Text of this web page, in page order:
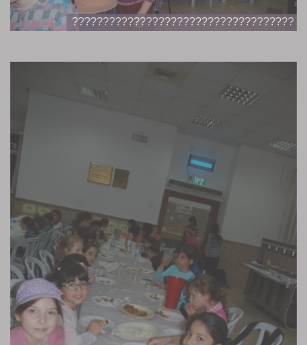
????????????????????????????????????